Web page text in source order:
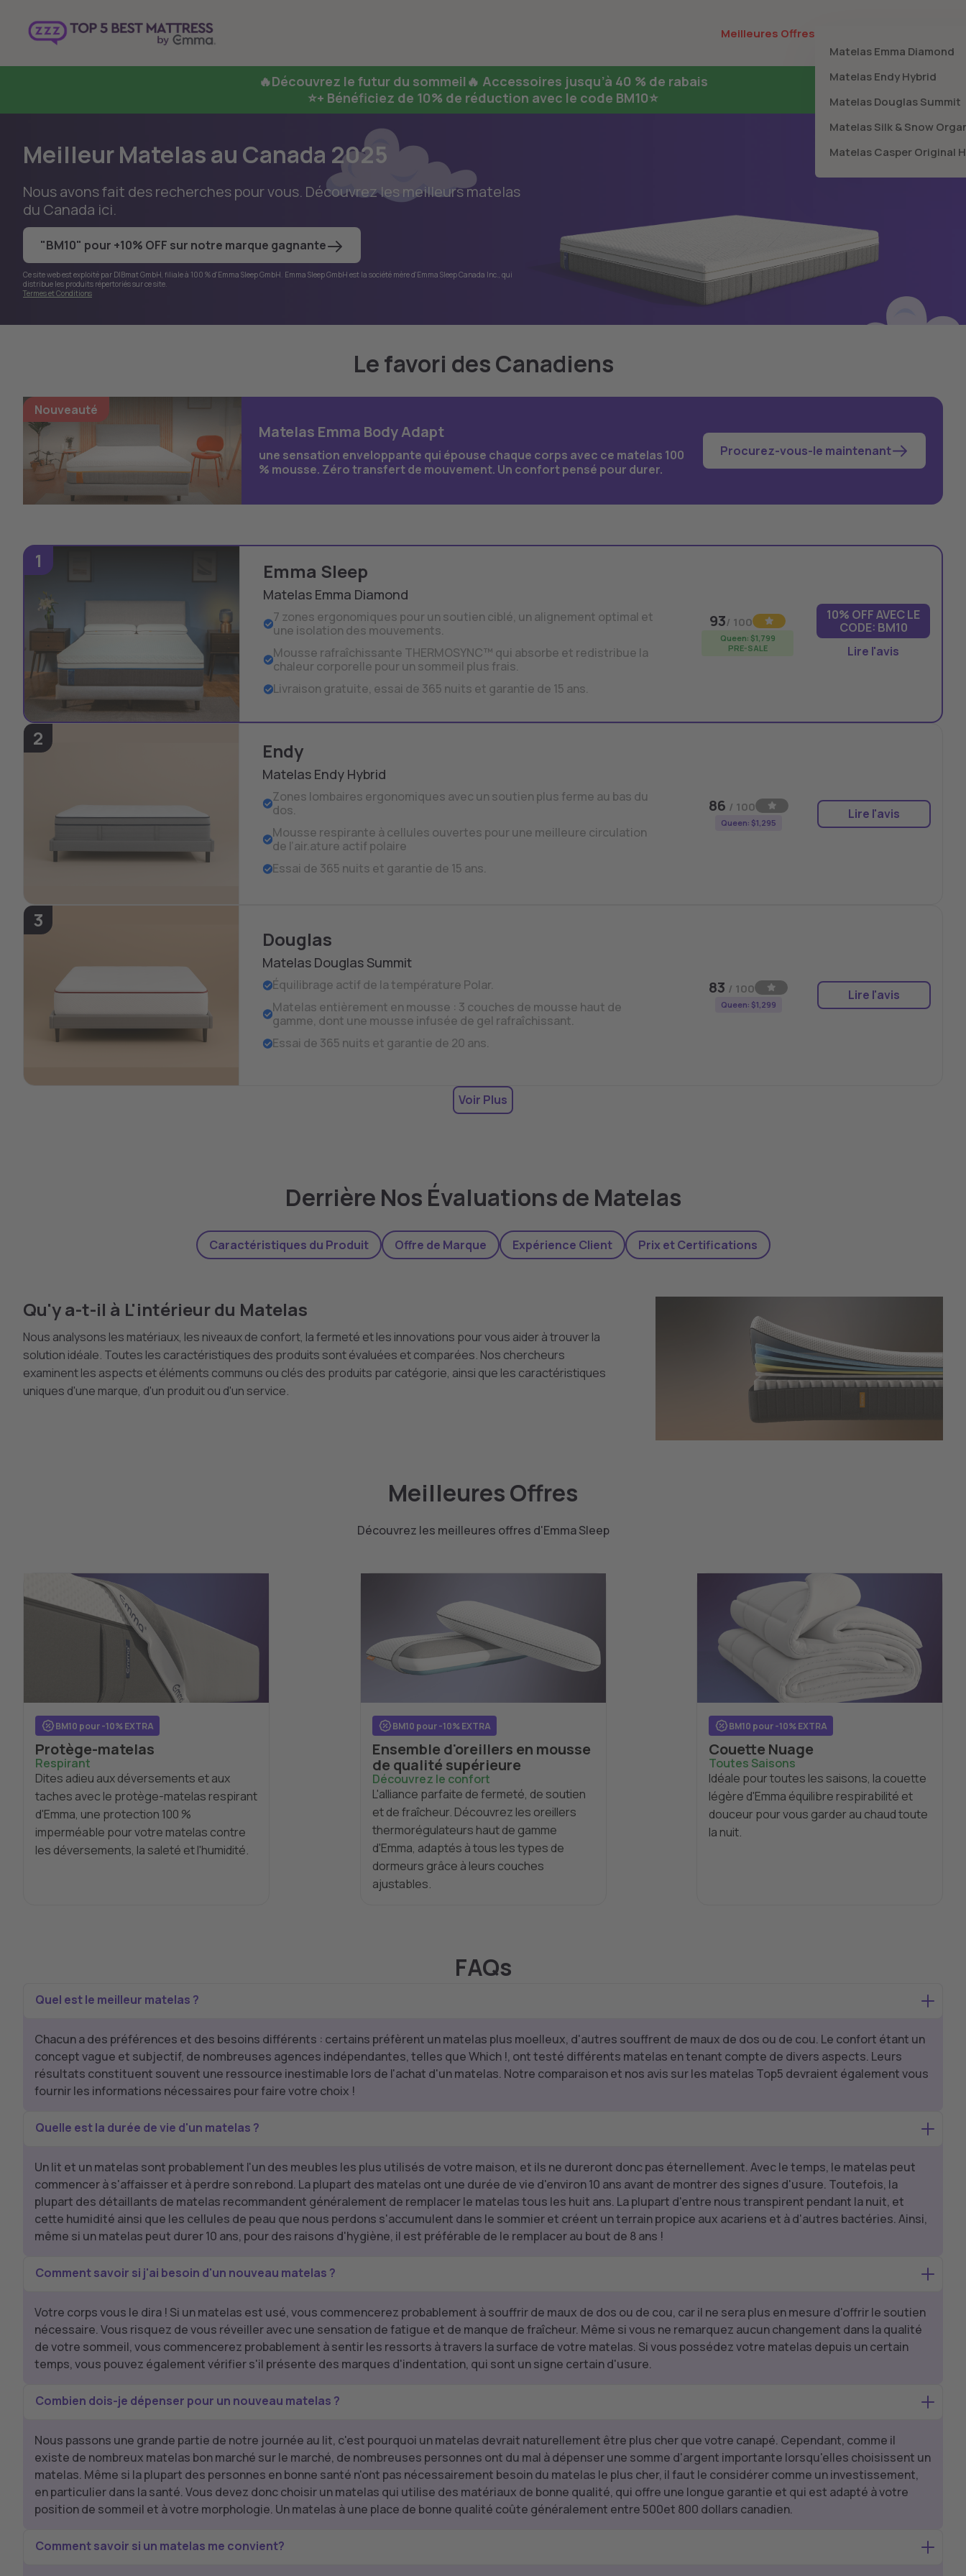
Meilleures Offres
Matelas Emma Diamond
Matelas Endy Hybrid
Matelas Douglas Summit
Matelas Silk & Snow
Matelas Casper Original
🔥Découvrez le futur du sommeil🔥 Accessoires jusqu’à 40 % de rabais
⭐+ Bénéficiez de 10% de réduction avec le code BM10⭐
Meilleur Matelas au Canada 2025
Nous avons fait des recherches pour vous. Découvrez les meilleurs matelas
du Canada ici.
"BM10" pour +10% OFF sur notre marque gagnante
Ce site web est exploité par DIBmat GmbH, filiale à 100 % d'Emma Sleep GmbH. Emma Sleep GmbH est la société mère d'Emma Sleep Canada Inc., qui
distribue les produits répertoriés sur ce site.
Termes et Conditions
Le favori des Canadiens
Nouveauté
Matelas Emma Body Adapt
une sensation enveloppante qui épouse chaque corps avec ce matelas 100
% mousse. Zéro transfert de mouvement. Un confort pensé pour durer.
Procurez-vous-le maintenant
1 Emma Sleep
Matelas Emma Diamond
7 zones ergonomiques pour un soutien ciblé, un alignement optimal et
une isolation des mouvements.
Mousse rafraîchissante THERMOSYNC™ qui absorbe et redistribue la
chaleur corporelle pour un sommeil plus frais.
Livraison gratuite, essai de 365 nuits et garantie de 15 ans.
93/ 100
Queen: $1,799
PRE-SALE
10% OFF AVEC LE
CODE: BM10
Lire l'avis
2
Endy
Matelas Endy Hybrid
Zones lombaires ergonomiques avec un soutien plus ferme au bas du
dos.
Mousse respirante à cellules ouvertes pour une meilleure circulation
de l’air.ature actif polaire
Essai de 365 nuits et garantie de 15 ans.
86 / 100
Queen: $1,295
Lire l'avis
3
Douglas
Matelas Douglas Summit
Équilibrage actif de la température Polar.
Matelas entièrement en mousse : 3 couches de mousse haut de
gamme, dont une mousse infusée de gel rafraîchissant.
Essai de 365 nuits et garantie de 20 ans.
83 / 100
Queen: $1,299
Lire l'avis
Voir Plus
Derrière Nos Évaluations de Matelas
Caractéristiques du Produit Offre de Marque Expérience Client Prix et Certifications
Qu'y a-t-il à L'intérieur du Matelas
Nous analysons les matériaux, les niveaux de confort, la fermeté et les innovations pour vous aider à trouver la
solution idéale. Toutes les caractéristiques des produits sont évaluées et comparées. Nos chercheurs
examinent les aspects et éléments communs ou clés des produits par catégorie, ainsi que les caractéristiques
uniques d'une marque, d'un produit ou d'un service.
Meilleures Offres
Découvrez les meilleures offres d'Emma Sleep
BM10 pour -10% EXTRA
Protège-matelas
Respirant
Dites adieu aux déversements et aux
taches avec le protège-matelas respirant
d'Emma, une protection 100 %
imperméable pour votre matelas contre
les déversements, la saleté et l'humidité.
BM10 pour -10% EXTRA
Ensemble d'oreillers en mousse
de qualité supérieure
Découvrez le confort
L'alliance parfaite de fermeté, de soutien
et de fraîcheur. Découvrez les oreillers
thermorégulateurs haut de gamme
d'Emma, adaptés à tous les types de
dormeurs grâce à leurs couches
ajustables.
BM10 pour -10% EXTRA
Couette Nuage
Toutes Saisons
Idéale pour toutes les saisons, la couette
légère d'Emma équilibre respirabilité et
douceur pour vous garder au chaud toute
la nuit.
FAQs
Quel est le meilleur matelas ?
Chacun a des préférences et des besoins différents : certains préfèrent un matelas plus moelleux, d'autres souffrent de maux de dos ou de cou. Le confort étant un
concept vague et subjectif, de nombreuses agences indépendantes, telles que Which !, ont testé différents matelas en tenant compte de divers aspects. Leurs
résultats constituent souvent une ressource inestimable lors de l'achat d'un matelas. Notre comparaison et nos avis sur les matelas Top5 devraient également vous
fournir les informations nécessaires pour faire votre choix !
Quelle est la durée de vie d'un matelas ?
Un lit et un matelas sont probablement l'un des meubles les plus utilisés de votre maison, et ils ne dureront donc pas éternellement. Avec le temps, le matelas peut
commencer à s'affaisser et à perdre son rebond. La plupart des matelas ont une durée de vie d'environ 10 ans avant de montrer des signes d'usure. Toutefois, la
plupart des détaillants de matelas recommandent généralement de remplacer le matelas tous les huit ans. La plupart d'entre nous transpirent pendant la nuit, et
cette humidité ainsi que les cellules de peau que nous perdons s'accumulent dans le sommier et créent un terrain propice aux acariens et à d'autres bactéries. Ainsi,
même si un matelas peut durer 10 ans, pour des raisons d'hygiène, il est préférable de le remplacer au bout de 8 ans !
Comment savoir si j'ai besoin d'un nouveau matelas ?
Votre corps vous le dira ! Si un matelas est usé, vous commencerez probablement à souffrir de maux de dos ou de cou, car il ne sera plus en mesure d'offrir le soutien
nécessaire. Vous risquez de vous réveiller avec une sensation de fatigue et de manque de fraîcheur. Même si vous ne remarquez aucun changement dans la qualité
de votre sommeil, vous commencerez probablement à sentir les ressorts à travers la surface de votre matelas. Si vous possédez votre matelas depuis un certain
temps, vous pouvez également vérifier s'il présente des marques d'indentation, qui sont un signe certain d'usure.
Combien dois-je dépenser pour un nouveau matelas ?
Nous passons une grande partie de notre journée au lit, c'est pourquoi un matelas devrait naturellement être plus cher que votre canapé. Cependant, comme il
existe de nombreux matelas bon marché sur le marché, de nombreuses personnes ont du mal à dépenser une somme d'argent importante lorsqu'elles choisissent un
matelas. Même si la plupart des personnes en bonne santé n'ont pas nécessairement besoin du matelas le plus cher, il faut le considérer comme un investissement,
en particulier dans la santé. Vous devez donc choisir un matelas qui utilise des matériaux de bonne qualité, qui offre une longue garantie et qui est adapté à votre
position de sommeil et à votre morphologie. Un matelas à une place de bonne qualité coûte généralement entre 500et 800 dollars canadien.
Comment savoir si un matelas me convient?